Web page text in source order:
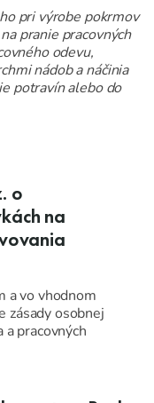
pri výrobe pokrmov
pranie pracovných
odevu,
nádob a náčinia
potravín alebo do
o
na
a vo vhodnom
zásady osobnej
pracovných